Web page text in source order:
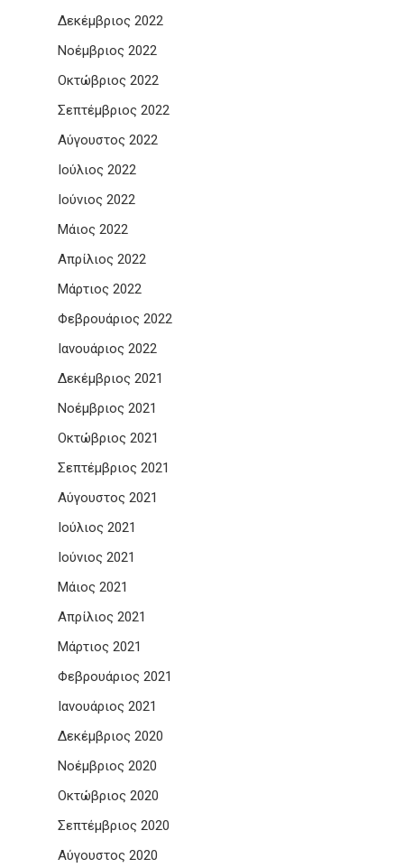
Δεκέμβριος 2022
Νοέμβριος 2022
Οκτώβριος 2022
Σεπτέμβριος 2022
Αύγουστος 2022
Ιούλιος 2022
Ιούνιος 2022
Μάιος 2022
Απρίλιος 2022
Μάρτιος 2022
Φεβρουάριος 2022
Ιανουάριος 2022
Δεκέμβριος 2021
Νοέμβριος 2021
Οκτώβριος 2021
Σεπτέμβριος 2021
Αύγουστος 2021
Ιούλιος 2021
Ιούνιος 2021
Μάιος 2021
Απρίλιος 2021
Μάρτιος 2021
Φεβρουάριος 2021
Ιανουάριος 2021
Δεκέμβριος 2020
Νοέμβριος 2020
Οκτώβριος 2020
Σεπτέμβριος 2020
Αύγουστος 2020